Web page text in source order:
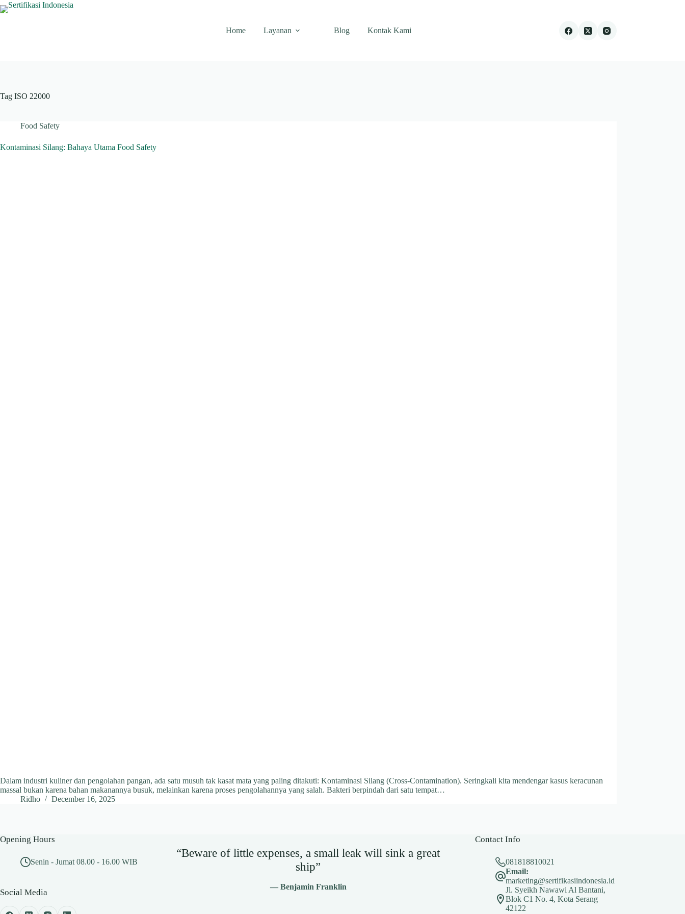
Skip
to
Home
Layanan Blog Kontak Kami
Tag ISO 22000
Food Safety
Kontaminasi Silang: Bahaya Utama Food Safety
Dalam industri kuliner dan pengolahan pangan, ada satu musuh tak kasat mata yang paling ditakuti: Kontaminasi Silang (Cross-Contamination). Seringkali kita mendengar kasus keracunan
massal bukan karena bahan makanannya busuk, melainkan karena proses pengolahannya yang salah. Bakteri berpindah dari satu tempat…
Ridho
December 16, 2025
Opening Hours
Senin - Jumat 08.00 - 16.00 WIB
Social Media
“Beware of little expenses, a small leak will sink a great
ship”
— Benjamin Franklin
Contact Info
081818810021
Email:
marketing@sertifikasiindonesia.id
Jl. Syeikh Nawawi Al Bantani,
Blok C1 No. 4, Kota Serang
42122